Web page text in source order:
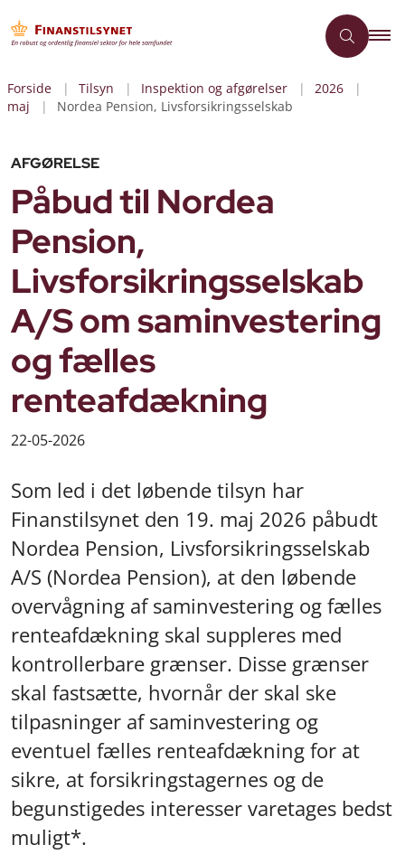
Forside Tilsyn Inspektion og afgørelser
2026
maj
Nordea Pension, Livsforsikringsselskab
AFGØRELSE
Påbud til Nordea
Pension,
Livsforsikringsselskab
A/S om saminvestering
og fælles
renteafdækning
22-05-2026
Som led i det løbende tilsyn har
Finanstilsynet den 19. maj 2026 påbudt
Nordea Pension, Livsforsikringsselskab
A/S (Nordea Pension), at den løbende
overvågning af saminvestering og fælles
renteafdækning skal suppleres med
kontrollerbare grænser. Disse grænser
skal fastsætte, hvornår der skal ske
tilpasninger af saminvestering og
eventuel fælles renteafdækning for at
sikre, at forsikringstagernes og de
begunstigedes interesser varetages bedst
muligt*.